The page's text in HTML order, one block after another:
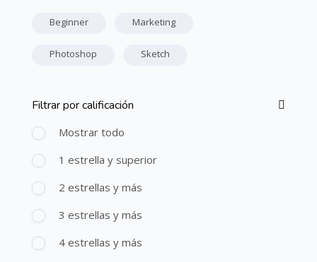
Beginner Marketing
Photoshop Sketch
Salta [Cocoon] Filtro de curso (Clasificación)
Filtrar por calificación
Mostrar todo
1 estrella y superior
2 estrellas y más
3 estrellas y más
4 estrellas y más